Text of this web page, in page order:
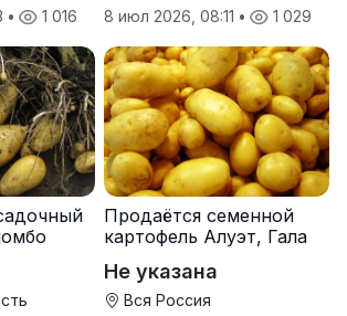
• 1 016
8 июл 2026, 08:11 • 1 029
Продаётся семенной
картофель Алуэт, Гала
Не указана
Вся Россия